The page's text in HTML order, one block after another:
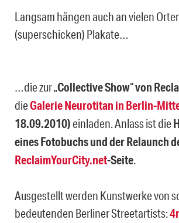
Langsam hängen auch an vielen
(superschicken) Plakate…
…die zur „Collective Show“von
dieGalerie Neurotitan in Berlin-
18.09.2010)einladen. Anlass ist die
eines Fotobuchs und der Relaunch
ReclaimYourCity.net-Seite.
Ausgestellt werden Kunstwerke von
bedeutenden Berliner Streetartists: